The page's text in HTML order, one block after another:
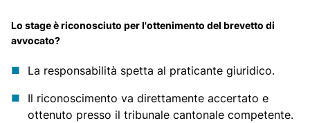
Lo stage è riconosciuto per l'ottenimento del brevetto di
avvocato?
La responsabilità spetta al praticante giuridico.
Il riconoscimento va direttamente accertato e
ottenuto presso il tribunale cantonale competente.